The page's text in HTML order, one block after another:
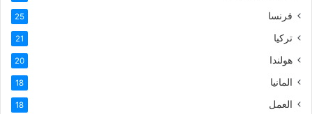
فرنسا 25
تركيا 21
هولندا 20
المانيا 18
العمل 18